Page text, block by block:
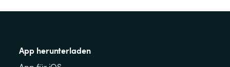
App herunterladen